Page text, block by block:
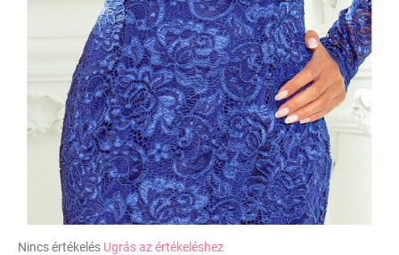
A
Nincs értékelés Ugrás az értékeléshez